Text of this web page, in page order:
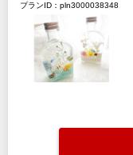
プランID：pln3000038348